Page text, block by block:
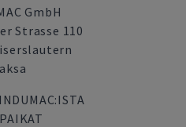
GmbH
Strasse 110